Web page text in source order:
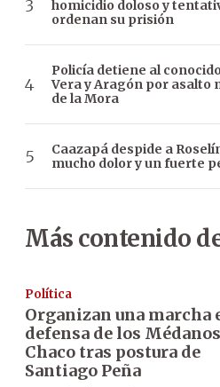
homicidio doloso y
ordenan su prisión
Policía detiene al
Vera y Aragón por asalto
de la Mora
Caazapá despide a
mucho dolor y un fuerte
Más contenido
Política
Organizan una marcha
defensa de los
Chaco tras postura de
Santiago Peña